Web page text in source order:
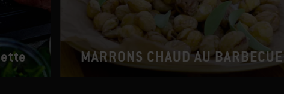
MARRONS CHAUD AU BARBECUE